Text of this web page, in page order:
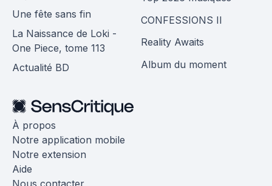
Une fête sans fin
La Naissance de Loki -
One Piece, tome 113
Actualité BD
CONFESSIONS II
Reality Awaits
Album du moment
À propos
Notre application mobile
Notre extension
Aide
Nous contacter